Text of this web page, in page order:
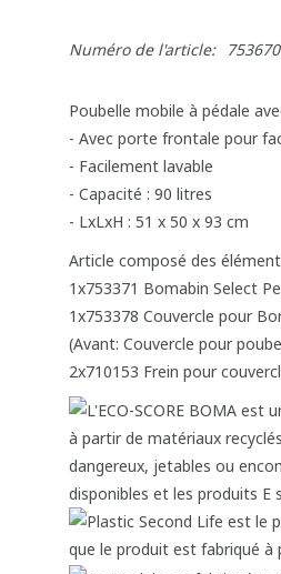
Numéro de l'article: 753670
Poubelle mobile à pédale
- Avec porte frontale pour
- Facilement lavable
- Capacité : 90 litres
- LxLxH : 51 x 50 x 93 cm
Article composé des
1x753371 Bomabin Select
1x753378 Couvercle pour
(Avant: Couvercle pour
2x710153 Frein pour